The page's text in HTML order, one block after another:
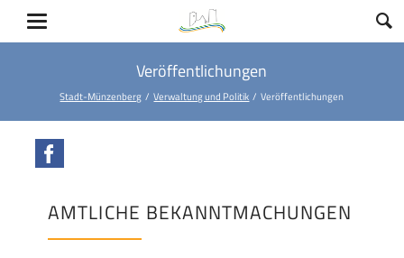
Veröffentlichungen
Stadt-Münzenberg Verwaltung und Politik Veröffentlichungen
AMTLICHE BEKANNTMACHUNGEN